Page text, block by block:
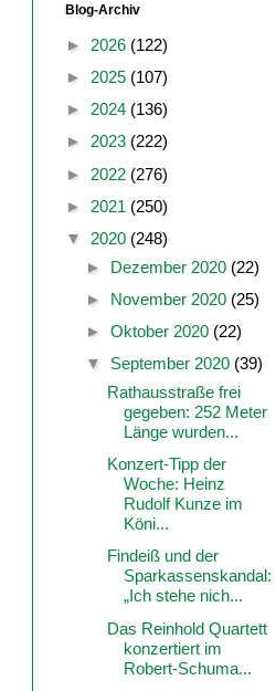
Blog-Archiv
► 2026 (122)
► 2025 (107)
► 2024 (136)
► 2023 (222)
► 2022 (276)
► 2021 (250)
▼ 2020 (248)
► Dezember 2020 (22)
► November 2020 (25)
► Oktober 2020 (22)
▼ September 2020 (39)
Rathausstraße frei
gegeben: 252 Meter
Länge wurden...
Konzert-Tipp der
Woche: Heinz
Rudolf Kunze im
Köni...
Findeiß und der
Sparkassenskandal:
„Ich stehe nich...
Das Reinhold Quartett
konzertiert im
Robert-Schuma...